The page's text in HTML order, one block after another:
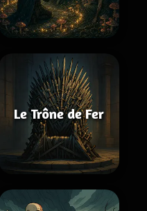
Le Trône de Fer